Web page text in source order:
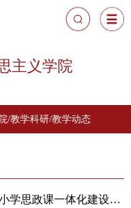
主义学院
/教学科研/教学动态
茅台学院“马院+书院”暨仁怀市大中小学思政课一体化建设示范课展示活动成功举办